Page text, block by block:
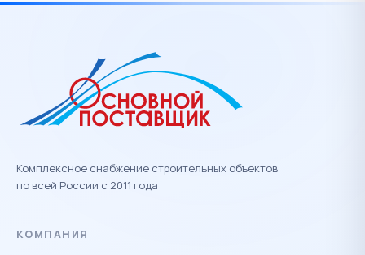
Комплексное снабжение строительных объектов
по всей России с 2011 года
КОМПАНИЯ